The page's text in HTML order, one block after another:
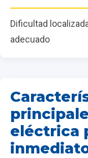
Dificultad
adecuado
eléctrica